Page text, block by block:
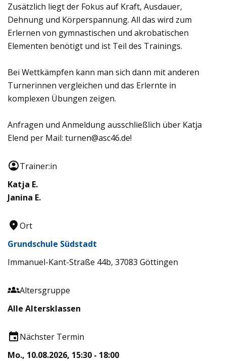
Zusätzlich liegt der Fokus auf Kraft, Ausdauer,
Dehnung und Körperspannung. All das wird zum
Erlernen von gymnastischen und akrobatischen
Elementen benötigt und ist Teil des Trainings.
Bei Wettkämpfen kann man sich dann mit anderen
Turnerinnen vergleichen und das Erlernte in
komplexen Übungen zeigen.
Anfragen und Anmeldung ausschließlich über Katja
Elend per Mail: turnen@asc46.de!
Trainer:in
Katja E.
Janina E.
Ort
Grundschule Südstadt
Immanuel-Kant-Straße 44b, 37083 Göttingen
Altersgruppe
Alle Altersklassen
Nächster Termin
Mo., 10.08.2026, 15:30 - 18:00